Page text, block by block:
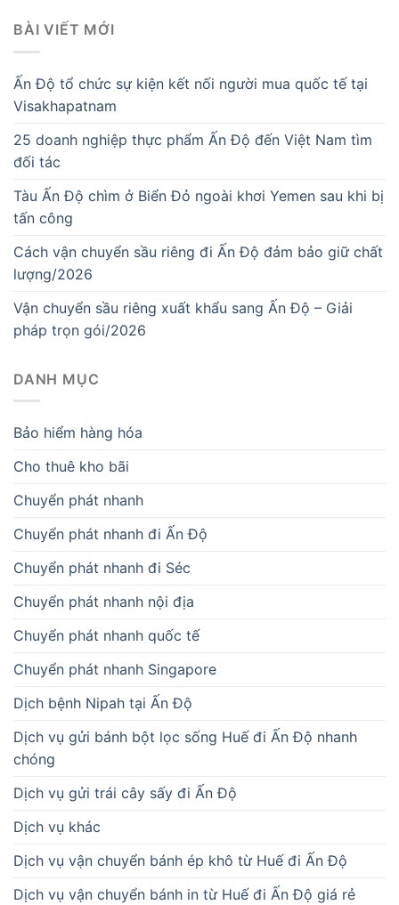
BÀI VIẾT MỚI
Ấn Độ tổ chức sự kiện kết nối người mua quốc tế tại
Visakhapatnam
25 doanh nghiệp thực phẩm Ấn Độ đến Việt Nam tìm
đối tác
Tàu Ấn Độ chìm ở Biển Đỏ ngoài khơi Yemen sau khi bị
tấn công
Cách vận chuyển sầu riêng đi Ấn Độ đảm bảo giữ chất
lượng/2026
Vận chuyển sầu riêng xuất khẩu sang Ấn Độ – Giải
pháp trọn gói/2026
DANH MỤC
Bảo hiểm hàng hóa
Cho thuê kho bãi
Chuyển phát nhanh
Chuyển phát nhanh đi Ấn Độ
Chuyển phát nhanh đi Séc
Chuyển phát nhanh nội địa
Chuyển phát nhanh quốc tế
Chuyển phát nhanh Singapore
Dịch bệnh Nipah tại Ấn Độ
Dịch vụ gửi bánh bột lọc sống Huế đi Ấn Độ nhanh
chóng
Dịch vụ gửi trái cây sấy đi Ấn Độ
Dịch vụ khác
Dịch vụ vận chuyển bánh ép khô từ Huế đi Ấn Độ
Dịch vụ vận chuyển bánh in từ Huế đi Ấn Độ giá rẻ